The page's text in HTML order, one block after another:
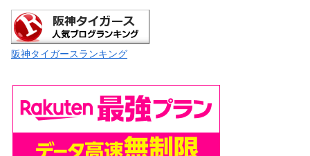
阪神タイガースランキング